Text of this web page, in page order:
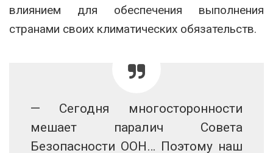
влиянием для обеспечения выполнения
странами своих климатических обязательств.
— Сегодня многосторонности
мешает паралич Совета
Безопасности ООН… Поэтому наш